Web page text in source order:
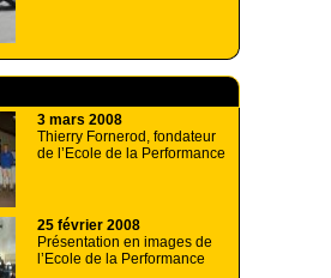
3 mars 2008
Thierry Fornerod, fondateur
de l’Ecole de la Performance
25 février 2008
Présentation en images de
l’Ecole de la Performance